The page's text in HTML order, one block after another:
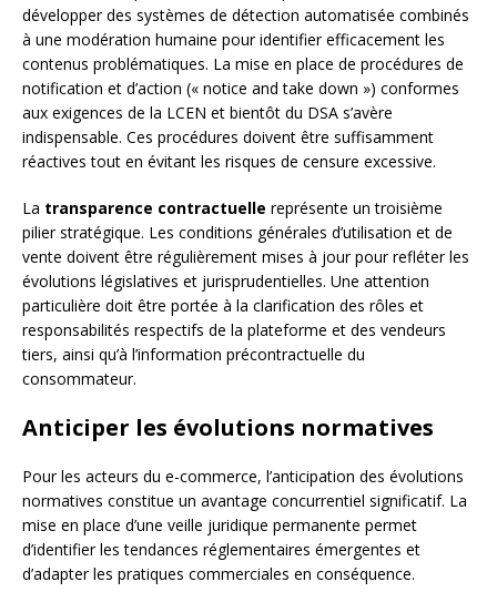
développer des systèmes de détection automatisée combinés
à une modération humaine pour identifier efficacement les
contenus problématiques. La mise en place de procédures de
notification et d’action (« notice and take down ») conformes
aux exigences de la LCEN et bientôt du DSA s’avère
indispensable. Ces procédures doivent être suffisamment
réactives tout en évitant les risques de censure excessive.
La transparence contractuelle représente un troisième
pilier stratégique. Les conditions générales d’utilisation et de
vente doivent être régulièrement mises à jour pour refléter les
évolutions législatives et jurisprudentielles. Une attention
particulière doit être portée à la clarification des rôles et
responsabilités respectifs de la plateforme et des vendeurs
tiers, ainsi qu’à l’information précontractuelle du
consommateur.
Anticiper les évolutions normatives
Pour les acteurs du e-commerce, l’anticipation des évolutions
normatives constitue un avantage concurrentiel significatif. La
mise en place d’une veille juridique permanente permet
d’identifier les tendances réglementaires émergentes et
d’adapter les pratiques commerciales en conséquence.